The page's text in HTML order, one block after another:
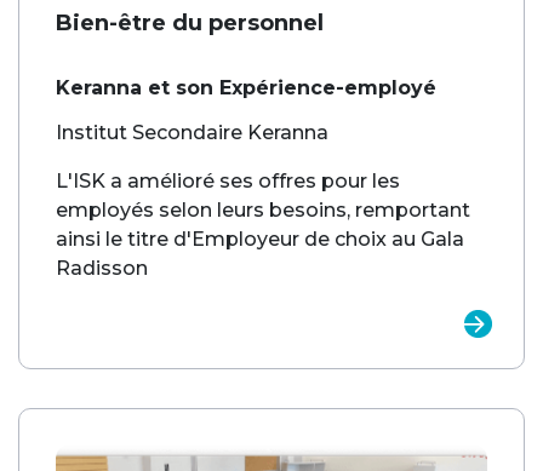
Bien-être du personnel
Keranna et son Expérience-employé
Institut Secondaire Keranna
L'ISK a amélioré ses offres pour les
employés selon leurs besoins, remportant
ainsi le titre d'Employeur de choix au Gala
Radisson